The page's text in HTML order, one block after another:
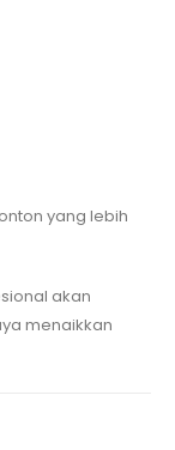
yang lebih
akan
menaikkan